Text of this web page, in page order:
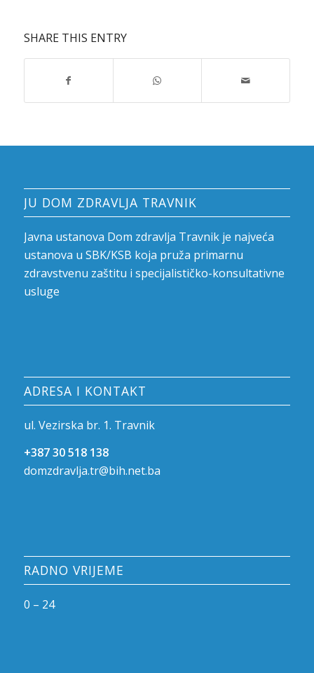
SHARE THIS ENTRY
JU DOM ZDRAVLJA TRAVNIK
Javna ustanova Dom zdravlja Travnik je najveća
ustanova u SBK/KSB koja pruža primarnu
zdravstvenu zaštitu i specijalističko-konsultativne
usluge
ADRESA I KONTAKT
ul. Vezirska br. 1. Travnik
+387 30 518 138
domzdravlja.tr@bih.net.ba
RADNO VRIJEME
0 – 24